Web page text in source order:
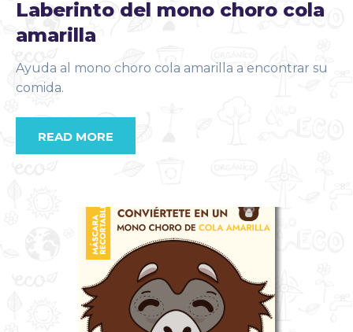
Laberinto del mono choro cola
amarilla
Ayuda al mono choro cola amarilla a encontrar su
comida.
READ MORE